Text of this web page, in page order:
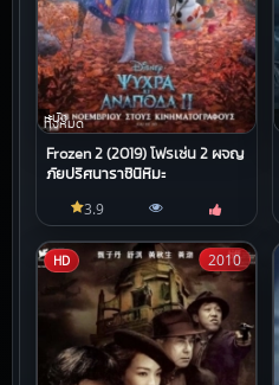
หนัง
ทั้งหมด
Frozen 2 (2019) โฟรเซ่น 2 ผจญ
ภัยปริศนาราชินีหิมะ
3.9
HD 2010